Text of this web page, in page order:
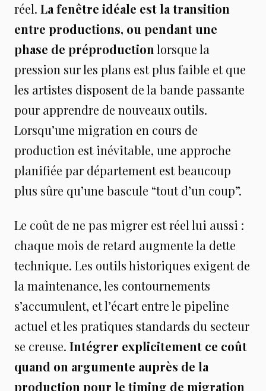
réel. La fenêtre idéale est la transition
entre productions, ou pendant une
phase de préproduction lorsque la
pression sur les plans est plus faible et que
les artistes disposent de la bande passante
pour apprendre de nouveaux outils.
Lorsqu’une migration en cours de
production est inévitable, une approche
planifiée par département est beaucoup
plus sûre qu’une bascule “tout d’un coup”.
Le coût de ne pas migrer est réel lui aussi :
chaque mois de retard augmente la dette
technique. Les outils historiques exigent de
la maintenance, les contournements
s’accumulent, et l’écart entre le pipeline
actuel et les pratiques standards du secteur
se creuse. Intégrer explicitement ce coût
quand on argumente auprès de la
production pour le timing de migration